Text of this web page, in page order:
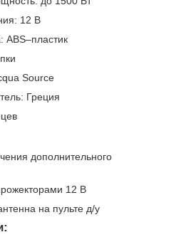
12 В
ABS–пластик
Source
Греция
дополнительного
12 В
на пульте д/у